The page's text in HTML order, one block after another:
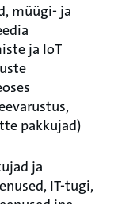
müügi- ja
ja IoT
pakkujad)
ja
IT-tugi,